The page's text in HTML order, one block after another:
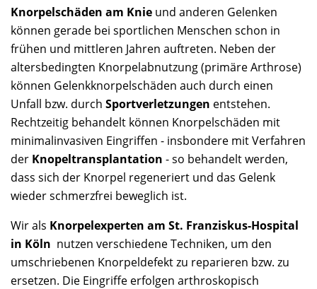
Knorpelschäden am Knie und anderen Gelenken
können gerade bei sportlichen Menschen schon in
frühen und mittleren Jahren auftreten. Neben der
altersbedingten Knorpelabnutzung (primäre Arthrose)
können Gelenkknorpelschäden auch durch einen
Unfall bzw. durch Sportverletzungen entstehen.
Rechtzeitig behandelt können Knorpelschäden mit
minimalinvasiven Eingriffen - insbondere mit Verfahren
der Knopeltransplantation - so behandelt werden,
dass sich der Knorpel regeneriert und das Gelenk
wieder schmerzfrei beweglich ist.
Wir als Knorpelexperten am St. Franziskus-Hospital
in Köln nutzen verschiedene Techniken, um den
umschriebenen Knorpeldefekt zu reparieren bzw. zu
ersetzen. Die Eingriffe erfolgen arthroskopisch